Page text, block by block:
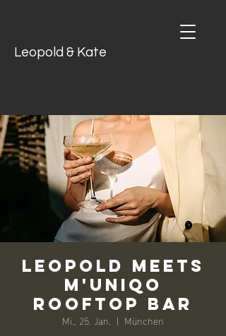
Leopold & Kate
LEOPOLD MEETS
M'UNIQO
ROOFTOP BAR
Mi., 25. Jan.
  |
München